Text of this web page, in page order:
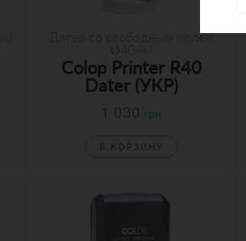
Colop Printer R40
Dater (УКР)
1 030 грн
В КОРЗИНУ